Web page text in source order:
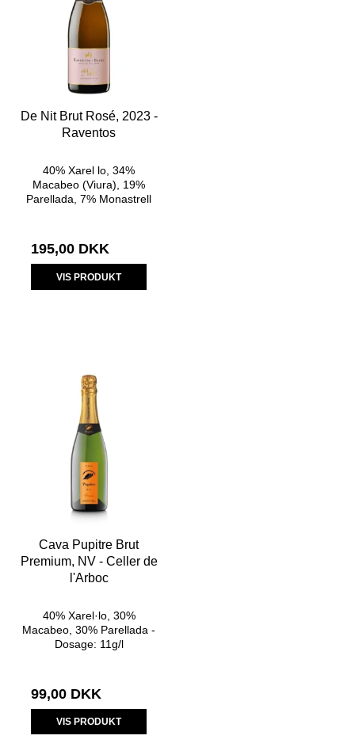
De Nit Brut Rosé, 2023 -
Raventos
40% Xarel lo, 34%
Macabeo (Viura), 19%
Parellada, 7% Monastrell
195,00 DKK
VIS PRODUKT
Cava Pupitre Brut
Premium, NV - Celler de
l'Arboc
40% Xarel·lo, 30%
Macabeo, 30% Parellada -
Dosage: 11g/l
99,00 DKK
VIS PRODUKT